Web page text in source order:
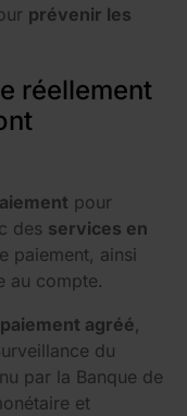
prévenir les
réellement
pour
des services en
paiement, ainsi
au compte.
agréé,
du
par la Banque de
et